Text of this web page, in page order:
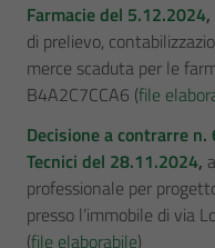
Farmacie del 5.12.2024,
di prelievo,
merce scaduta per le
B4A2C7CCA6 (file
Decisione a contrarre
Tecnici del 28.11.2024,
professionale per
presso l’immobile di via
(file elaborabile)